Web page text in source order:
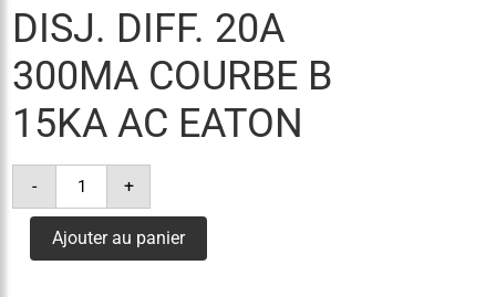
DISJ. DIFF. 20A
300MA COURBE B
15KA AC EATON
-
quantité
disj.
20a
300ma
+
Ajouter au panier